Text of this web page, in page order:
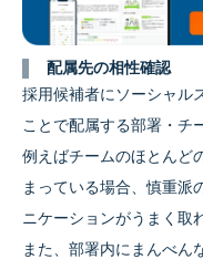
配属先の相性確認
採用候補者にソーシャル
ことで配属する部署・チ
例えばチームのほとんど
まっている場合、慎重派
ニケーションがうまく取
また、部署内にまんべん